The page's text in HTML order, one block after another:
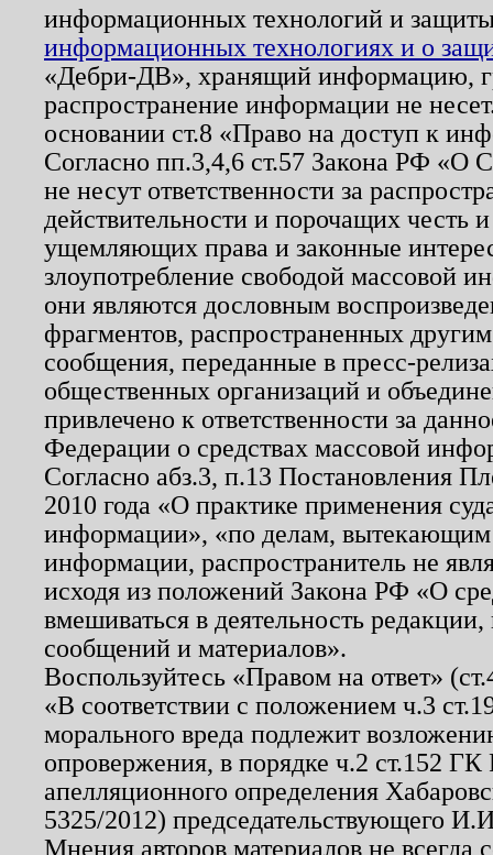
информационных технологий и
информационных технологиях и о
«Дебри-ДВ», хранящий информацию,
распространение информации не
основании ст.8 «Право на доступ к
Согласно пп.3,4,6 ст.57 Закона РФ «О
не несут ответственности за
действительности и порочащих честь
ущемляющих права и законные
злоупотребление свободой массовой
они являются дословным
фрагментов, распространенных
сообщения, переданные в пресс-
общественных организаций и
привлечено к ответственности за
Федерации о средствах массовой
Согласно абз.3, п.13 Постановления
2010 года «О практике применения
информации», «по делам, вытекающим
информации, распространитель не
исходя из положений Закона РФ «О
вмешиваться в деятельность
сообщений и материалов».
Воспользуйтесь «Правом на ответ»
«В соответствии с положением ч.3
морального вреда подлежит
опровержения, в порядке ч.2 ст.152
апелляционного определения
5325/2012) председательствующего
Мнения авторов материалов не